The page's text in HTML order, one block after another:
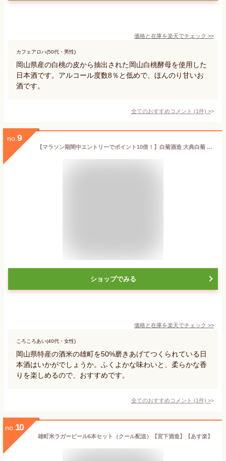
価格と在庫を楽天でチェック >>
カフェアロハ(50代・男性)
岡山県産の白桃の皮から抽出された岡山白桃酵母を使用した
日本酒です。アルコール度数8％と低めで、ほんのり甘いお
酒です。
全てのおすすめコメント (1件) >
no. 9
【マラソン期間中エントリーでポイント10倍！】白菊酒造 大典白菊 純米大吟醸 雄町 1．8L 1800ml
ショップでみる
価格と在庫を楽天でチェック >>
ころころあい(40代・女性)
岡山県特産の酒米の雄町を50%磨きあげてつくられている日
本酒はいかがでしょうか。ふくよかな味わいと、柔らかな香
りを楽しめるので、おすすめです。
全てのおすすめコメント (1件) >
no. 10
雄町米ラガービール6本セット（クール配送）【宮下酒造】【あす楽】